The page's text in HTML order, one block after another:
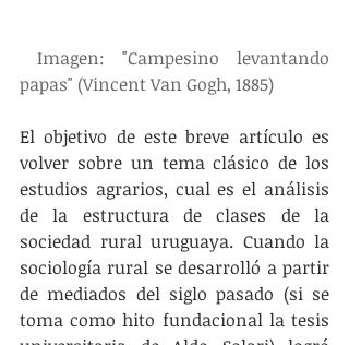
Imagen: "Campesino levantando
papas" (Vincent Van Gogh, 1885)
El objetivo de este breve artículo es
volver sobre un tema clásico de los
estudios agrarios, cual es el análisis
de la estructura de clases de la
sociedad rural uruguaya. Cuando la
sociología rural se desarrolló a partir
de mediados del siglo pasado (si se
toma como hito fundacional la tesis